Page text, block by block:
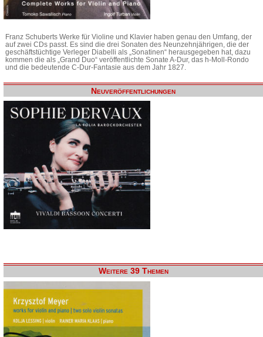
Franz Schuberts Werke für Violine und Klavier haben genau den Umfang, der
auf zwei CDs passt. Es sind die drei Sonaten des Neunzehnjährigen, die der
geschäftstüchtige Verleger Diabelli als „Sonatinen“ herausgegeben hat, dazu
kommen die als „Grand Duo“ veröffentlichte Sonate A-Dur, das h-Moll-Rondo
und die bedeutende C-Dur-Fantasie aus dem Jahr 1827.
Neuveröffentlichungen
Weitere 39 Themen